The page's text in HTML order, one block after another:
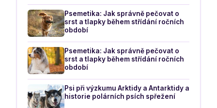
Psemetika: Jak správně pečovat o
srst a tlapky během střídání ročních
období
Psemetika: Jak správně pečovat o
srst a tlapky během střídání ročních
období
Psi při výzkumu Arktidy a Antarktidy a
historie polárních psích spřežení